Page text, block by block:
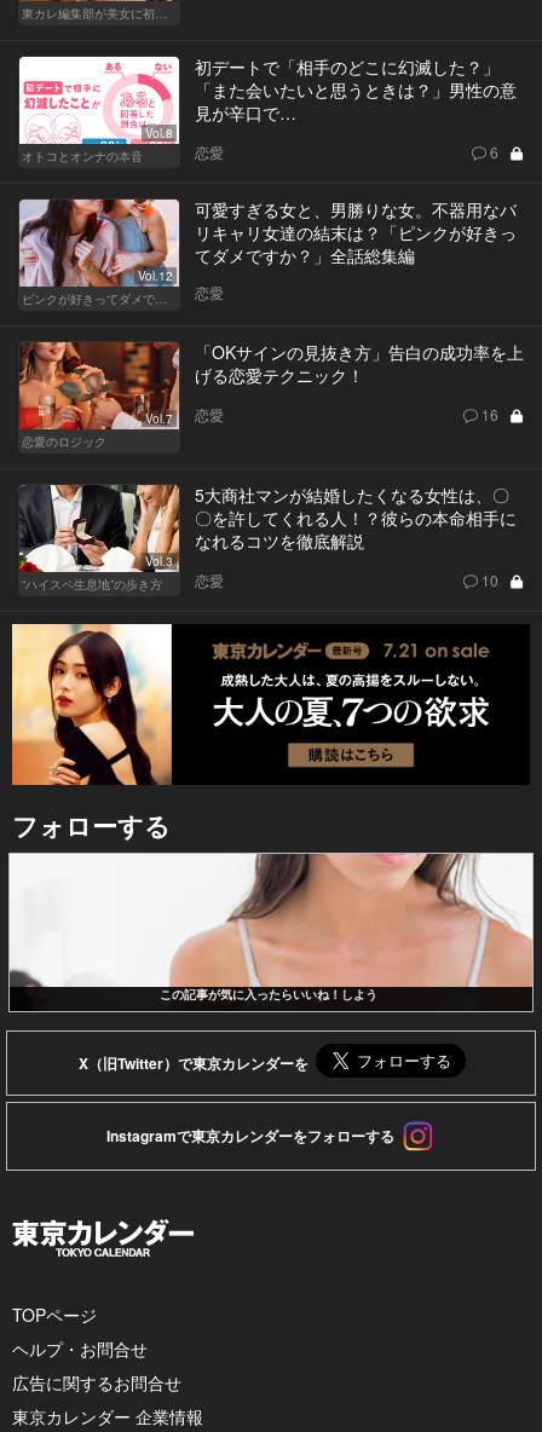
Vol.8
オトコとオンナの本音
初デートで「相手のどこに幻滅した？」
「また会いたいと思うときは？」男性の意
見が辛口で…
恋愛 6
Vol.12
可愛すぎる女と、男勝りな女。不器用なバ
リキャリ女達の結末は？「ピンクが好きっ
てダメですか？」全話総集編
恋愛
Vol.7
恋愛のロジック
「OKサインの見抜き方」告白の成功率を上
げる恋愛テクニック！
恋愛 16
Vol.3
“ハイスペ生息地”の歩き方
5大商社マンが結婚したくなる女性は、〇
〇を許してくれる人！？彼らの本命相手に
なれるコツを徹底解説
恋愛 10
フォローする
この記事が気に入ったらいいね！しよう
X（旧Twitter）で東京カレンダーを
Instagramで東京カレンダーをフォローする
TOPページ
ヘルプ・お問合せ
広告に関するお問合せ
東京カレンダー 企業情報